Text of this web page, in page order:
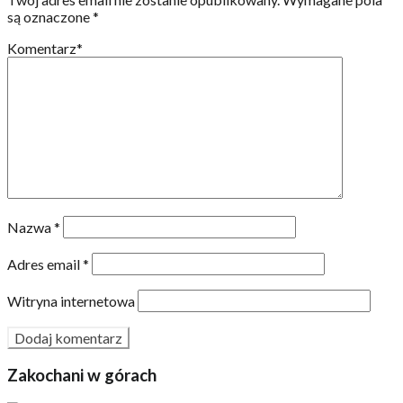
są oznaczone*
Komentarz*
Nazwa*
Adres email*
Witryna internetowa
Zakochani w górach